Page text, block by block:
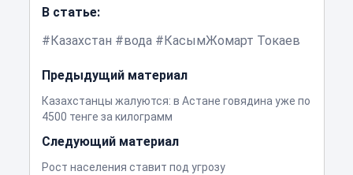
В статье:
Казахстан
вода КасымЖомарт Токаев
Предыдущий материал
Казахстанцы жалуются: в Астане говядина уже по
4500 тенге за килограмм
Следующий материал
Рост населения ставит под угрозу